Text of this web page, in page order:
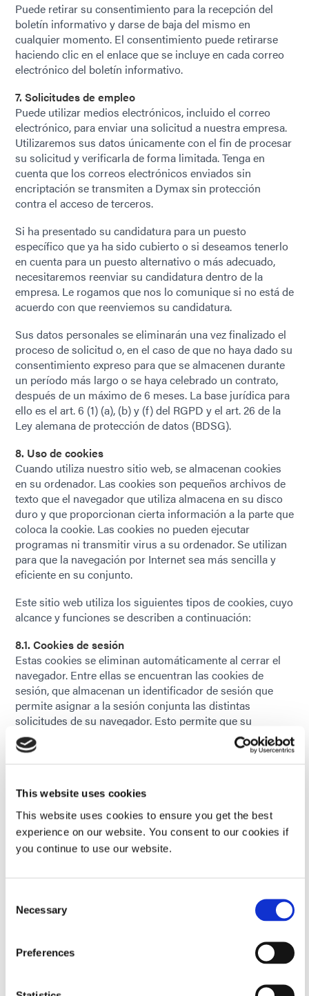
This website uses cookies
This website uses cookies to ensure you get the best
experience on our website. You consent to our cookies if
you continue to use our website.
Selection
Necessary
Preferences
Puede retirar su consentimiento para la recepción del
boletín informativo y darse de baja del mismo en
cualquier momento. El consentimiento puede retirarse
haciendo clic en el enlace que se incluye en cada correo
electrónico del boletín informativo.
7. Solicitudes de empleo
Puede utilizar medios electrónicos, incluido el correo
electrónico, para enviar una solicitud a nuestra empresa.
Utilizaremos sus datos únicamente con el fin de procesar
su solicitud y verificarla de forma limitada. Tenga en
cuenta que los correos electrónicos enviados sin
encriptación se transmiten a Dymax sin protección
contra el acceso de terceros.
Si ha presentado su candidatura para un puesto
específico que ya ha sido cubierto o si deseamos tenerlo
en cuenta para un puesto alternativo o más adecuado,
necesitaremos reenviar su candidatura dentro de la
empresa. Le rogamos que nos lo comunique si no está de
acuerdo con que reenviemos su candidatura.
Sus datos personales se eliminarán una vez finalizado el
proceso de solicitud o, en el caso de que no haya dado su
consentimiento expreso para que se almacenen durante
un período más largo o se haya celebrado un contrato,
después de un máximo de 6 meses. La base jurídica para
ello es el art. 6 (1) (a), (b) y (f) del RGPD y el art. 26 de la
Ley alemana de protección de datos (BDSG).
8. Uso de cookies
Cuando utiliza nuestro sitio web, se almacenan cookies
en su ordenador. Las cookies son pequeños archivos de
texto que el navegador que utiliza almacena en su disco
duro y que proporcionan cierta información a la parte que
coloca la cookie. Las cookies no pueden ejecutar
programas ni transmitir virus a su ordenador. Se utilizan
para que la navegación por Internet sea más sencilla y
eficiente en su conjunto.
Este sitio web utiliza los siguientes tipos de cookies, cuyo
alcance y funciones se describen a continuación:
8.1. Cookies de sesión
Estas cookies se eliminan automáticamente al cerrar el
navegador. Entre ellas se encuentran las cookies de
sesión, que almacenan un identificador de sesión que
permite asignar a la sesión conjunta las distintas
solicitudes de su navegador. Esto permite que su
ordenador sea reconocido de nuevo cuando vuelva a
visitar nuestro sitio web. Las cookies de sesión se
8.2 Cookies persistentes
Estas cookies se eliminan automáticamente después de
un período predeterminado que puede variar según la
cookie en cuestión. Puede eliminar las cookies en
cualquier momento mediante la configuración de
Las cookies Flash utilizadas no son registradas por su
utilizamos objetos de almacenamiento HTML5 que se
almacenan en su dispositivo. Estos objetos almacenan
que elija y no tienen una fecha de caducidad automática.